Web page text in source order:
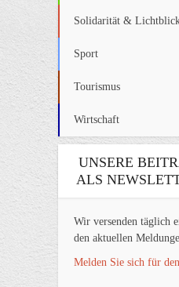
Solidarität &
Sport
Tourismus
Wirtschaft
UNSERE
ALS
Wir versenden täglich
den aktuellen
Melden Sie sich für